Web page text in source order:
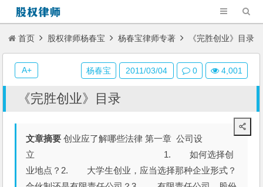
首页 股权律师杨春宝 杨春宝律师专著 《完胜创业》目录
《完胜创业》目录
文章摘要 创业应了解哪些法律 第一章 公司设
立 1. 如何选择创
业地点？2. 大学生创业，应当选择那种企业形式？
杨春宝 2011/03/04 0 4,001
A+